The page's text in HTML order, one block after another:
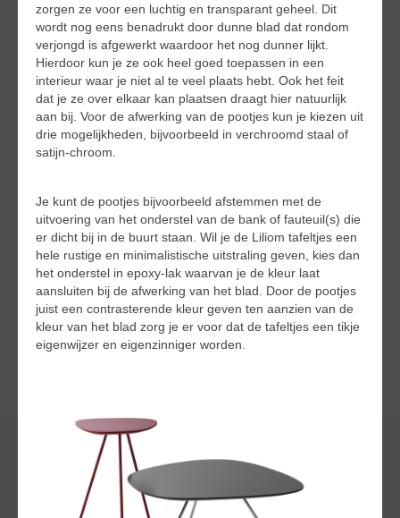
zorgen ze voor een luchtig en transparant geheel. Dit
wordt nog eens benadrukt door dunne blad dat rondom
verjongd is afgewerkt waardoor het nog dunner lijkt.
Hierdoor kun je ze ook heel goed toepassen in een
interieur waar je niet al te veel plaats hebt. Ook het feit
dat je ze over elkaar kan plaatsen draagt hier natuurlijk
aan bij. Voor de afwerking van de pootjes kun je kiezen uit
drie mogelijkheden, bijvoorbeeld in verchroomd staal of
satijn-chroom.
Je kunt de pootjes bijvoorbeeld afstemmen met de
uitvoering van het onderstel van de bank of fauteuil(s) die
er dicht bij in de buurt staan. Wil je de Liliom tafeltjes een
hele rustige en minimalistische uitstraling geven, kies dan
het onderstel in epoxy-lak waarvan je de kleur laat
aansluiten bij de afwerking van het blad. Door de pootjes
juist een contrasterende kleur geven ten aanzien van de
kleur van het blad zorg je er voor dat de tafeltjes een tikje
eigenwijzer en eigenzinniger worden.